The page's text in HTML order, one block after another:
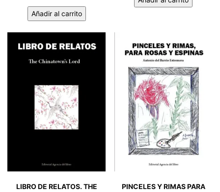
LA
MARIÑO
CASERO
Añadir al carrito
EL
LIBRO DE RELATOS. THE
PINCELES Y RIMAS PARA